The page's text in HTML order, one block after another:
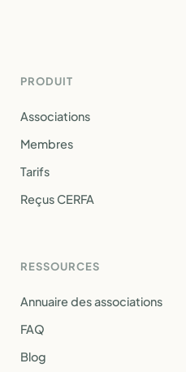
PRODUIT
Associations
Membres
Tarifs
Reçus CERFA
RESSOURCES
Annuaire des associations
FAQ
Blog